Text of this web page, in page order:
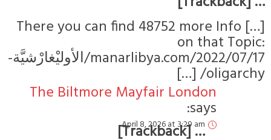
[…] There
manarlibya.com/2022/07/17/الأوليْغارْشيَّة-
The